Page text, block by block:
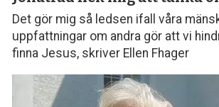
Det gör mig så ledsen ifall våra
uppfattningar om andra gör att vi
finna Jesus, skriver Ellen Fhager